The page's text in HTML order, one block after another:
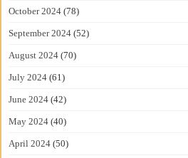
October 2024 (78)
September 2024 (52)
August 2024 (70)
July 2024 (61)
June 2024 (42)
May 2024 (40)
April 2024 (50)